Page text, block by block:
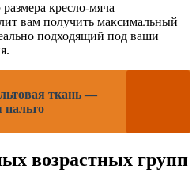
кресло-мяча
вам получить максимальный
подходящий под ваши
ткань —
пальто
возрастных групп